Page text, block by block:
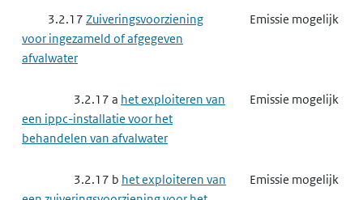
3.2.17 Zuiveringsvoorziening
voor ingezameld of afgegeven
afvalwater
Emissie mogelijk
3.2.17 a het exploiteren van
een ippc-installatie voor het
behandelen van afvalwater
Emissie mogelijk
3.2.17 b het exploiteren van
Emissie mogelijk